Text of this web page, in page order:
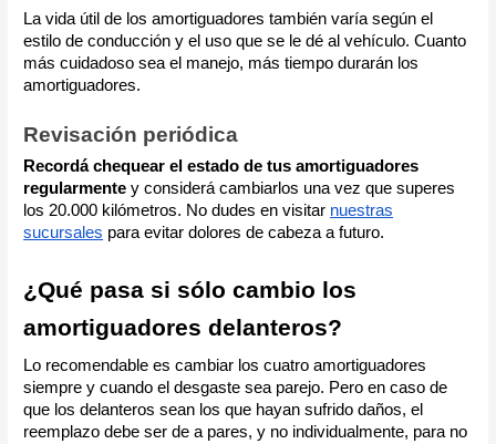
La vida útil de los amortiguadores también varía según el
estilo de conducción y el uso que se le dé al vehículo. Cuanto
más cuidadoso sea el manejo, más tiempo durarán los
amortiguadores.
Revisación periódica
Recordá chequear el estado de tus amortiguadores
regularmente y considerá cambiarlos una vez que superes
los 20.000 kilómetros. No dudes en visitar nuestras
sucursales para evitar dolores de cabeza a futuro.
¿Qué pasa si sólo cambio los
amortiguadores delanteros?
Lo recomendable es cambiar los cuatro amortiguadores
siempre y cuando el desgaste sea parejo. Pero en caso de
que los delanteros sean los que hayan sufrido daños, el
reemplazo debe ser de a pares, y no individualmente, para no